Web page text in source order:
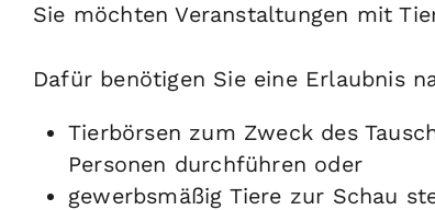
Sie möchten Veranstaltungen mit
Dafür benötigen Sie eine Erlaubnis
Tierbörsen zum Zweck des
Personen durchführen oder
gewerbsmäßig Tiere zur Schau